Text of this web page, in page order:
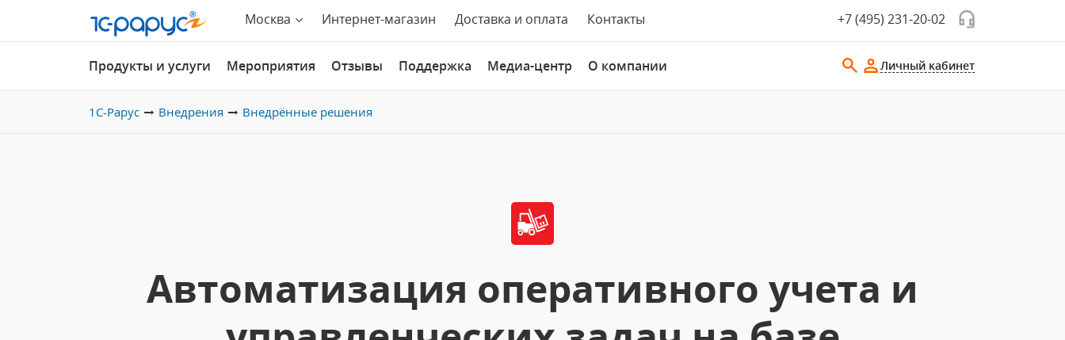
Москва Интернет-магазин Доставка и оплата Контакты +7 (495) 231-20-02
Продукты и услуги Мероприятия Отзывы Поддержка Медиа-центр О компании Личный кабинет
1С-Рарус Внедрения Внедрённые решения
Автоматизация оперативного учета и